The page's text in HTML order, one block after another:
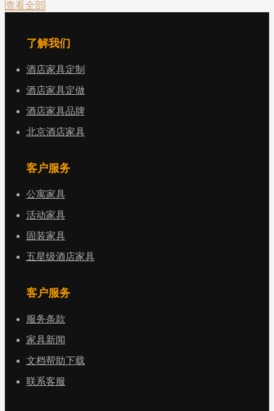
查看全部
了解我们
酒店家具定制
酒店家具定做
酒店家具品牌
北京酒店家具
客户服务
公寓家具
活动家具
固装家具
五星级酒店家具
客户服务
服务条款
家具新闻
文档帮助下载
联系客服